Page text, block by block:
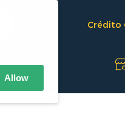
Crédito
Allow